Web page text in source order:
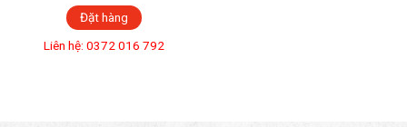
Đặt hàng
Liên hệ: 0372 016 792